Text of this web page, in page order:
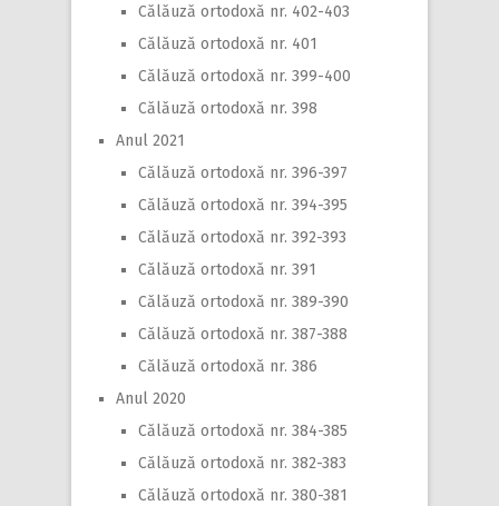
Călăuză ortodoxă nr. 402-403
Călăuză ortodoxă nr. 401
Călăuză ortodoxă nr. 399-400
Călăuză ortodoxă nr. 398
Anul 2021
Călăuză ortodoxă nr. 396-397
Călăuză ortodoxă nr. 394-395
Călăuză ortodoxă nr. 392-393
Călăuză ortodoxă nr. 391
Călăuză ortodoxă nr. 389-390
Călăuză ortodoxă nr. 387-388
Călăuză ortodoxă nr. 386
Anul 2020
Călăuză ortodoxă nr. 384-385
Călăuză ortodoxă nr. 382-383
Călăuză ortodoxă nr. 380-381